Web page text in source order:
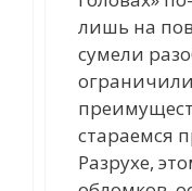
лишь на
сумели
стараемся
Разрухе,